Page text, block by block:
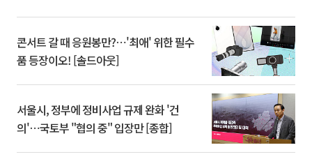
콘서트 갈 때 응원봉만?⋯'최애' 위한 필수
품 등장이오! [솔드아웃]
서울시, 정부에 정비사업 규제 완화 '건
의'⋯국토부 "협의 중" 입장만 [종합]